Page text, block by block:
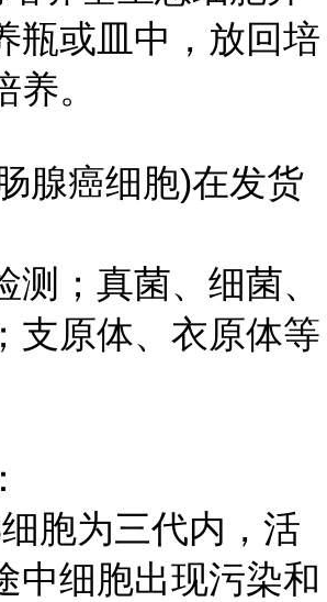
瓶或皿中，放回培
。
腺癌细胞)在发货
测；真菌、细菌、
支原体、衣原体等
胞为三代内，活
中细胞出现污染和